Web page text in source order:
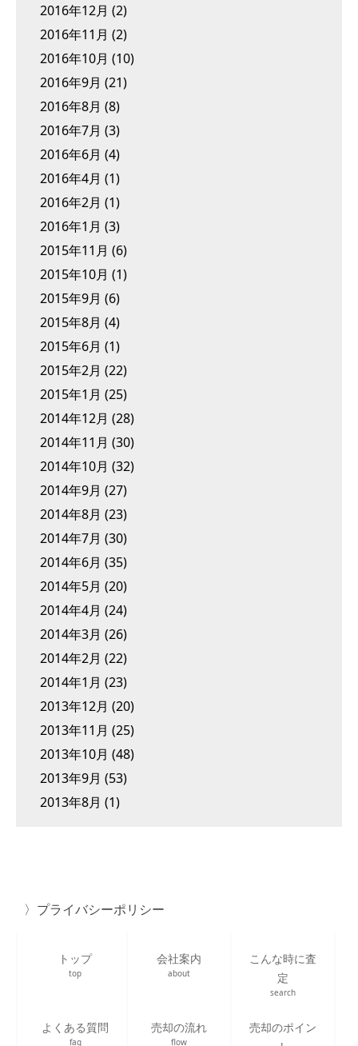
2016年12月 (2)
2016年11月 (2)
2016年10月 (10)
2016年9月 (21)
2016年8月 (8)
2016年7月 (3)
2016年6月 (4)
2016年4月 (1)
2016年2月 (1)
2016年1月 (3)
2015年11月 (6)
2015年10月 (1)
2015年9月 (6)
2015年8月 (4)
2015年6月 (1)
2015年2月 (22)
2015年1月 (25)
2014年12月 (28)
2014年11月 (30)
2014年10月 (32)
2014年9月 (27)
2014年8月 (23)
2014年7月 (30)
2014年6月 (35)
2014年5月 (20)
2014年4月 (24)
2014年3月 (26)
2014年2月 (22)
2014年1月 (23)
2013年12月 (20)
2013年11月 (25)
2013年10月 (48)
2013年9月 (53)
2013年8月 (1)
プライバシーポリシー
トップ
top
会社案内
about
こんな時に査
定
search
よくある質問
faq
売却の流れ
flow
売却のポイン